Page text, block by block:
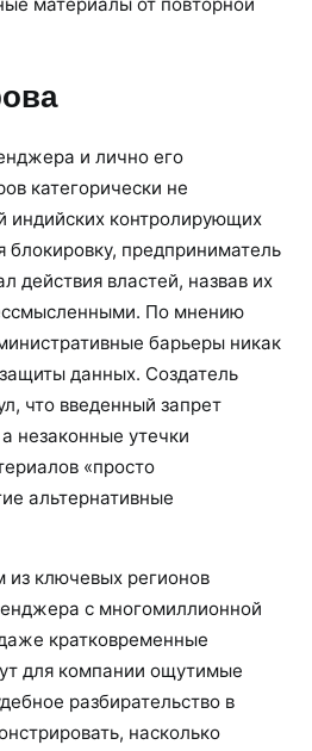
и лично его
категорически не
индийских контролирующих
блокировку, предприниматель
действия властей, назвав их
По мнению
барьеры никак
данных. Создатель
что введенный запрет
незаконные утечки
«просто
альтернативные
из ключевых регионов
с многомиллионной
кратковременные
для компании ощутимые
разбирательство в
насколько